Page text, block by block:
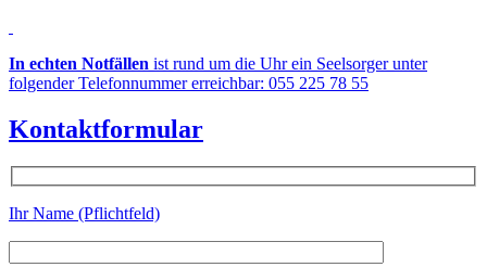
In echten Notfällen ist rund um die Uhr ein Seelsorger unter
folgender Telefonnummer erreichbar: 055 225 78 55
Kontaktformular
Ihr Name (Pflichtfeld)